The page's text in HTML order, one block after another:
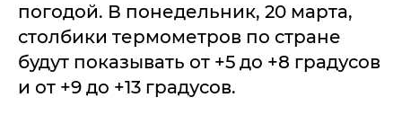
погодой. В понедельник, 20 марта,
столбики термометров по стране
будут показывать от +5 до +8 градусов
и от +9 до +13 градусов.